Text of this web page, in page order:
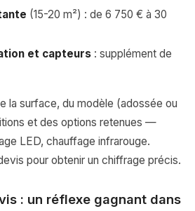
(15-20 m²) : de 6 750 € à 30
et capteurs : supplément de
la surface, du modèle (adossée ou
et des options retenues —
LED, chauffage infrarouge.
pour obtenir un chiffrage précis.
: un réflexe gagnant dans